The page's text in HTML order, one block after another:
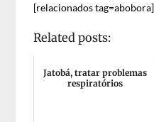
[relacionados tag=abobora]
Related posts:
Jatobá, tratar problemas
respiratórios